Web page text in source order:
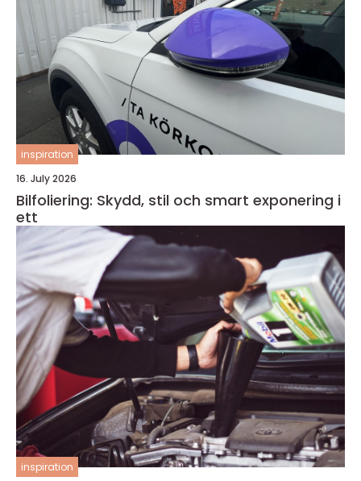
inspiration
16. July 2026
Bilfoliering: Skydd, stil och smart exponering i
ett
inspiration